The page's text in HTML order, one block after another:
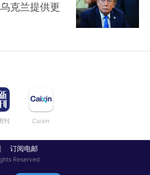
克兰提供更
刊 Caixin
订阅电邮
Reserved